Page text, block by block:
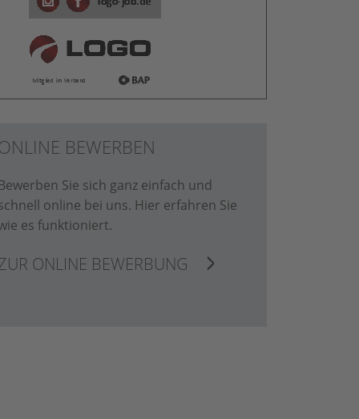
BEWERBEN
Sie sich ganz einfach und
online bei uns. Hier erfahren Sie
es funktioniert.
ONLINE BEWERBUNG